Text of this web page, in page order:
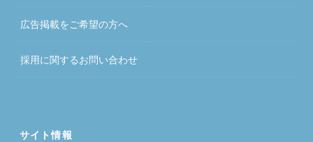
広告掲載をご希望の方へ
採用に関するお問い合わせ
サイト情報